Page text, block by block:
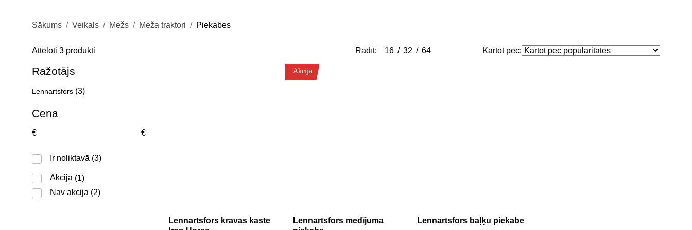
Sākums Veikals Mežs Meža traktori Piekabes
Attēloti 3 produkti Rādīt: 16 32 64 Kārtot pēc:
Ražotājs
Lennartsfors (3)
Cena
€ €
Ir noliktavā (3)
Akcija (1)
Nav akcija (2)
Lennartsfors kravas kaste
Akcija
Lennartsfors medījuma
Lennartsfors baļķu piekabe